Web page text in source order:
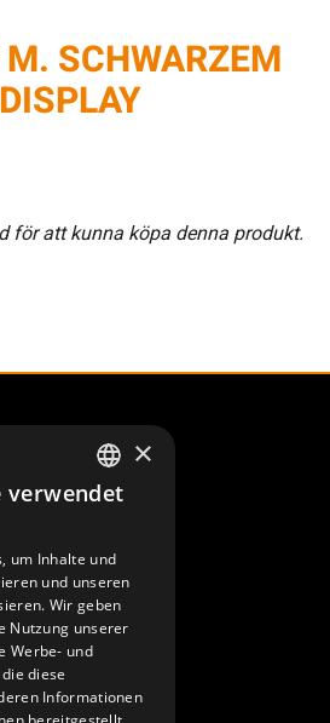
SCHWARZEM
för att kunna köpa denna produkt.
SWEDISH
DEUTSCH
×
verwendet
um Inhalte und
und unseren
Wir geben
Nutzung unserer
Werbe- und
diese
Informationen